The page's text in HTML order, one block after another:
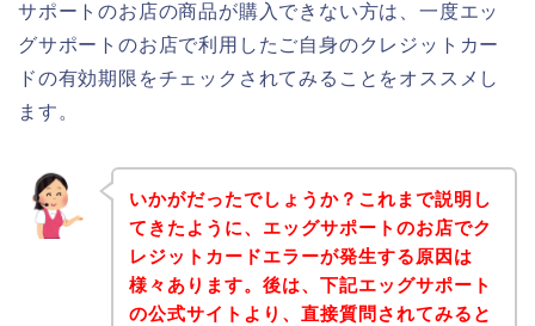
サポートのお店の商品が購入できない方は、一度エッ
グサポートのお店で利用したご自身のクレジットカー
ドの有効期限をチェックされてみることをオススメし
ます。
いかがだったでしょうか？これまで説明し
てきたように、エッグサポートのお店でク
レジットカードエラーが発生する原因は
様々あります。後は、下記エッグサポート
の公式サイトより、直接質問されてみると